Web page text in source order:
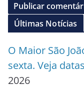
Últimas Notícias
O Maior São
sexta. Veja
2026